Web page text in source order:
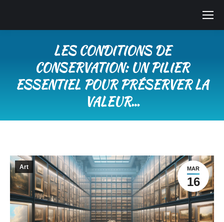
LES CONDITIONS DE
CONSERVATION: UN PILIER
ESSENTIEL POUR PRÉSERVER LA
VALEUR…
MAR
16
Art